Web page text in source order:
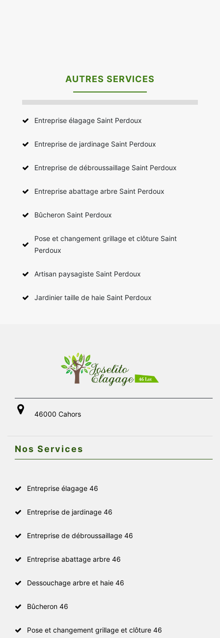
AUTRES SERVICES
Entreprise élagage Saint Perdoux
Entreprise de jardinage Saint Perdoux
Entreprise de débroussaillage Saint Perdoux
Entreprise abattage arbre Saint Perdoux
Bûcheron Saint Perdoux
Pose et changement grillage et clôture Saint
Perdoux
Artisan paysagiste Saint Perdoux
Jardinier taille de haie Saint Perdoux
46000 Cahors
Nos Services
Entreprise élagage 46
Entreprise de jardinage 46
Entreprise de débroussaillage 46
Entreprise abattage arbre 46
Dessouchage arbre et haie 46
Bûcheron 46
Pose et changement grillage et clôture 46